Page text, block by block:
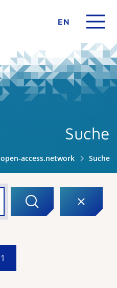
EN
Suche
open-access.network Suche
1